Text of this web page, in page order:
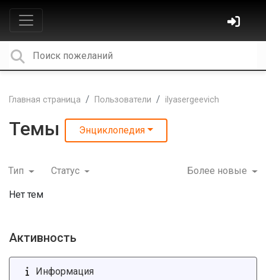
Главная страница Пользователи ilyasergeevich
Темы Энциклопедия
Тип Статус Более новые
Нет тем
Активность
Информация